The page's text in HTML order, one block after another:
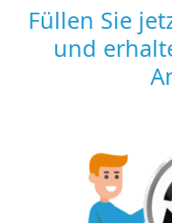
Füllen Sie
und